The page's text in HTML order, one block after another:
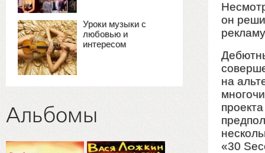
Уроки музыки с
любовью и
интересом
Альбомы
он
на
«30